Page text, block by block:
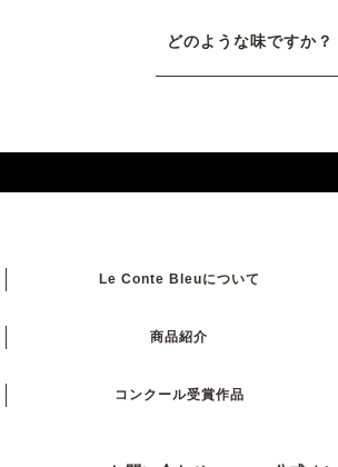
どのような味ですか？
Le Conte Bleuについて
商品紹介
コンクール受賞作品